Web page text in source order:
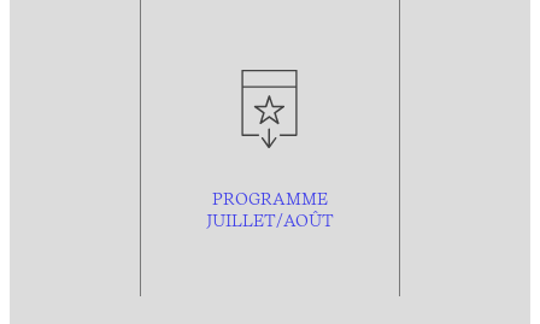
PROGRAMME
JUILLET/AOÛT